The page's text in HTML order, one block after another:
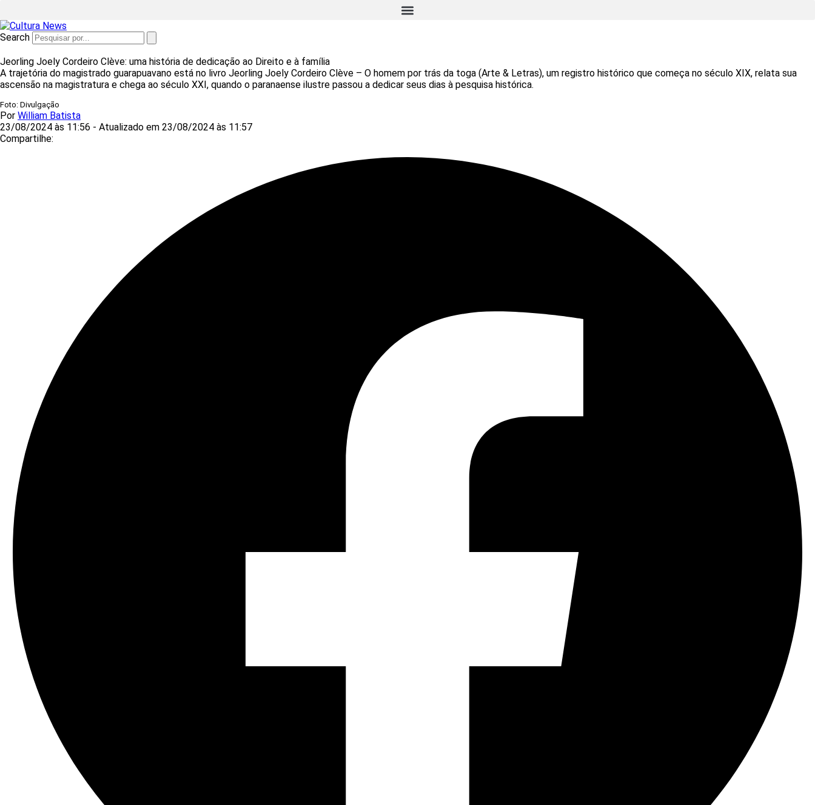
Search
Jeorling Joely Cordeiro Clève: uma história de dedicação ao Direito e à família
A trajetória do magistrado guarapuavano está no livro Jeorling Joely Cordeiro Clève – O homem por trás da toga (Arte & Letras), um registro histórico que começa no século XIX, relata sua
ascensão na magistratura e chega ao século XXI, quando o paranaense ilustre passou a dedicar seus dias à pesquisa histórica.
Foto: Divulgação
Por William Batista
23/08/2024 às 11:56 - Atualizado em 23/08/2024 às 11:57
Compartilhe: